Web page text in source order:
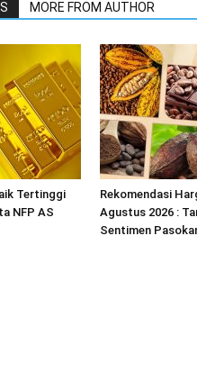
MORE FROM AUTHOR
Tertinggi
NFP AS
Rekomendasi
Agustus 2026 :
Sentimen